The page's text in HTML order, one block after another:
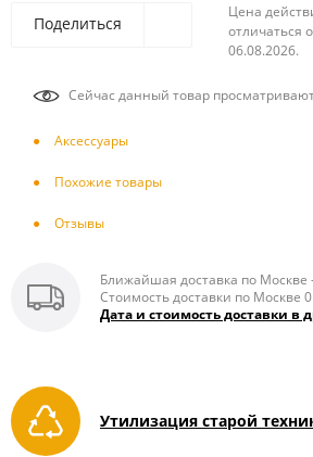
Поделиться
Цена
отличаться
06.08.2026.
Сейчас данный товар
Аксесcуары
Похожие товары
Отзывы
Ближайшая доставка по Москве
Стоимость доставки по Москве 0
Дата и стоимость доставки в
Утилизация старой